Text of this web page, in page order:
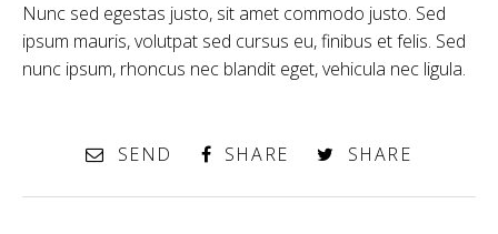
Nunc sed egestas justo, sit amet commodo justo. Sed
ipsum mauris, volutpat sed cursus eu, finibus et felis. Sed
nunc ipsum, rhoncus nec blandit eget, vehicula nec ligula.
SEND SHARE SHARE